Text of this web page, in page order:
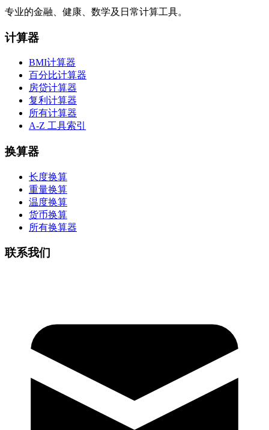
专业的金融、健康、数学及日常计算工具。
计算器
BMI计算器
百分比计算器
房贷计算器
复利计算器
所有计算器
A-Z 工具索引
换算器
长度换算
重量换算
温度换算
货币换算
所有换算器
联系我们